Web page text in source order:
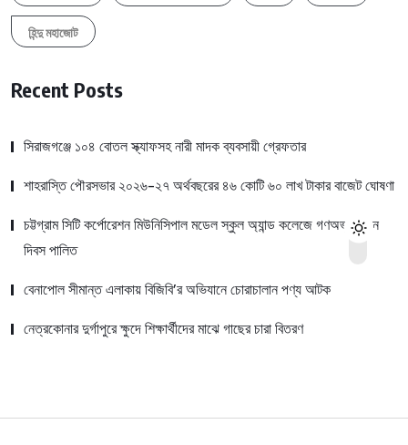
হিন্দু মহাজোট
Recent Posts
সিরাজগঞ্জে ১০৪ বোতল স্ক্যাফসহ নারী মাদক ব্যবসায়ী গ্রেফতার
শাহরাস্তি পৌরসভার ২০২৬-২৭ অর্থবছরের ৪৬ কোটি ৬০ লাখ টাকার বাজেট ঘোষণা
চট্টগ্রাম সিটি কর্পোরেশন মিউনিসিপাল মডেল স্কুল অ্যান্ড কলেজে গণঅভ্যুত্থান
দিবস পালিত
বেনাপোল সীমান্ত এলাকায় বিজিবি’র অভিযানে চোরাচালান পণ্য আটক
নেত্রকোনার দুর্গাপুরে ক্ষুদে শিক্ষার্থীদের মাঝে গাছের চারা বিতরণ